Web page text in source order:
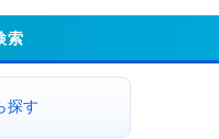
索
探す